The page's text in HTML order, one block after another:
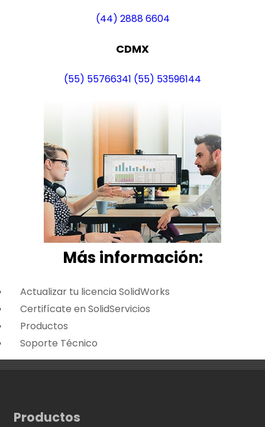
(44) 2888 6604
CDMX
(55) 55766341 (55) 53596144
Más información:
Actualizar tu licencia SolidWorks
Certifícate en SolidServicios
Productos
Soporte Técnico
Productos